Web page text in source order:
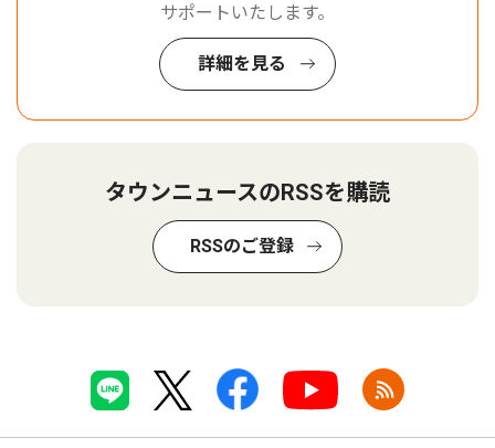
サポートいたします。
詳細を見る
タウンニュースのRSSを購読
RSSのご登録